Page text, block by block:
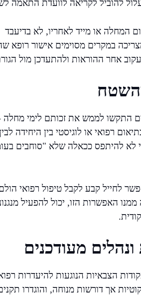
להוביל לקריאה לוועדת התאמה
המחלה או מייד לאחריו, לא בדיעבד
במקרים מסוימים אישור רופא
אחר ההוראות ולהתעדכן מול
התקשו לממש את זכותם לימי מחלה –
רפואי או לוגיסטי בין היחידה
לא להיתפס ככאלה שלא "סוחבים
לחייל קבע לקבל טיפול רפואי
האפשרות הזו, יכול להפעיל
מעודכנים
הצבאיות הנוגעות להיעדרות
אך דורשות מנוחה, והוגדרו